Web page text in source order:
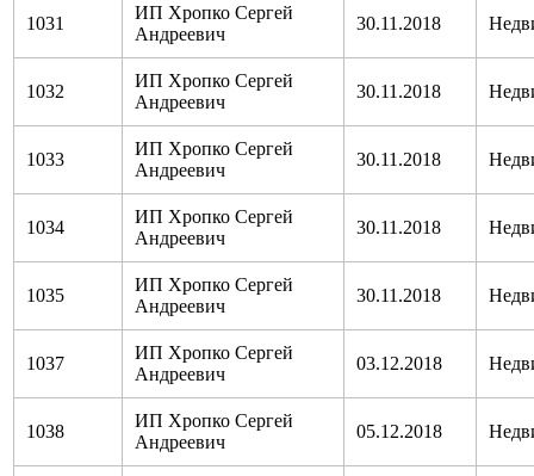
1031
ИП Хропко Сергей
Андреевич
30.11.2018
1032
ИП Хропко Сергей
Андреевич
30.11.2018
1033
ИП Хропко Сергей
Андреевич
30.11.2018
1034
ИП Хропко Сергей
Андреевич
30.11.2018
1035
ИП Хропко Сергей
Андреевич
30.11.2018
1037
ИП Хропко Сергей
Андреевич
03.12.2018
1038
ИП Хропко Сергей
Андреевич
05.12.2018